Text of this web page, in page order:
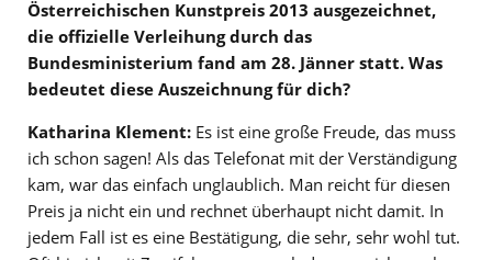
Österreichischen Kunstpreis 2013 ausgezeichnet,
die offizielle Verleihung durch das
Bundesministerium fand am 28. Jänner statt. Was
bedeutet diese Auszeichnung für dich?
Katharina Klement: Es ist eine große Freude, das muss
ich schon sagen! Als das Telefonat mit der Verständigung
kam, war das einfach unglaublich. Man reicht für diesen
Preis ja nicht ein und rechnet überhaupt nicht damit. In
jedem Fall ist es eine Bestätigung, die sehr, sehr wohl tut.